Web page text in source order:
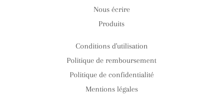
Nous écrire
Produits
Conditions d'utilisation
Politique de remboursement
Politique de confidentialité
Mentions légales